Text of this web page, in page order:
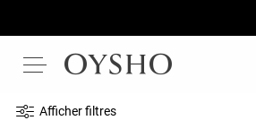
Afficher filtres